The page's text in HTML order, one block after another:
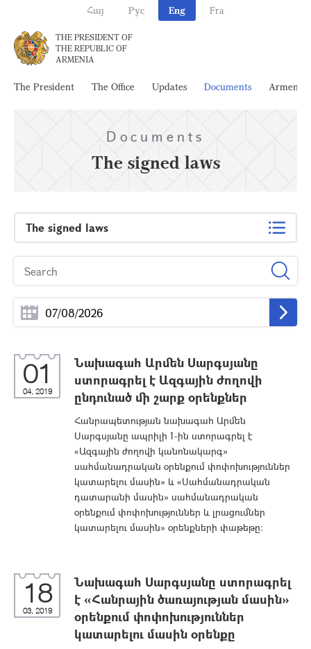
Հայ Рус Eng Fra
THE PRESIDENT OF
THE REPUBLIC OF
ARMENIA
The President The Office Updates Documents Armenia
Documents
The signed laws
The signed laws
01
04, 2019
Նախագահ Արմեն Սարգսյանը
ստորագրել է Ազգային ժողովի
ընդունած մի շարք օրենքներ
Հանրապետության նախագահ Արմեն
Սարգսյանը ապրիլի 1-ին ստորագրել է
«Ազգային ժողովի կանոնակարգ»
սահմանադրական օրենքում փոփոխություններ
կատարելու մասին» և «Սահմանադրական
դատարանի մասին» սահմանադրական
օրենքում փոփոխություններ և լրացումներ
կատարելու մասին» օրենքների փաթեթը:
18
03, 2019
Նախագահ Սարգսյանը ստորագրել
է «Հանրային ծառայության մասին»
օրենքում փոփոխություններ
կատարելու մասին օրենքը